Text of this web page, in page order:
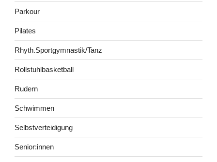
Parkour
Pilates
Rhyth.Sportgymnastik/Tanz
Rollstuhlbasketball
Rudern
Schwimmen
Selbstverteidigung
Senior:innen